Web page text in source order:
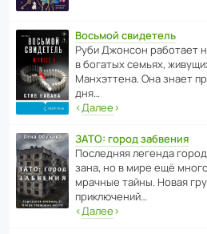
Восьмой свидетель
Руби Джонсон рабо­тает
в богатых семьях,
Манх­эт­тена. Она знает
дня…
‹Далее›
ЗАТО: город забвения
После­дняя легенда
зана, но в мире ещё
мрачные тайны. Новая
приключений…
‹Далее›